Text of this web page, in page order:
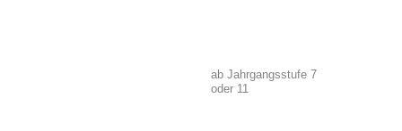
ab Jahrgangsstufe 7
oder 11